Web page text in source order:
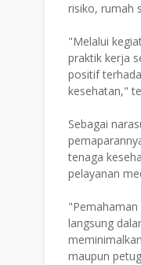
risiko, rumah
"Melalui
praktik kerja
positif
kesehatan,"
Sebagai
tenaga
pelayanan
langsung
maupun